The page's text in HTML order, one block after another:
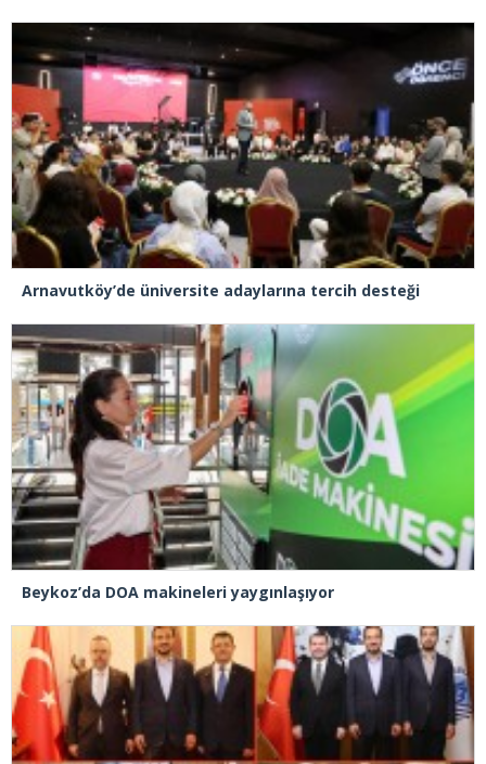
Arnavutköy’de üniversite adaylarına tercih desteği
Beykoz’da DOA makineleri yaygınlaşıyor